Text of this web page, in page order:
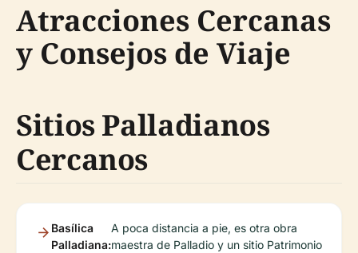
Atracciones Cercanas
y Consejos de Viaje
Sitios Palladianos
Cercanos
Basílica
Palladiana:
A poca distancia a pie, es otra obra
maestra de Palladio y un sitio Patrimonio